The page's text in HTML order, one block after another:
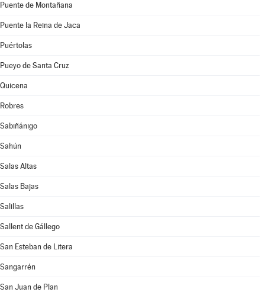
Puente de Montañana
Puente la Reina de Jaca
Puértolas
Pueyo de Santa Cruz
Quicena
Robres
Sabiñánigo
Sahún
Salas Altas
Salas Bajas
Salillas
Sallent de Gállego
San Esteban de Litera
Sangarrén
San Juan de Plan